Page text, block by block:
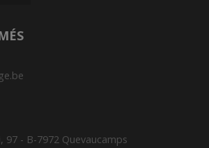
97 - B-7972 Quevaucamps